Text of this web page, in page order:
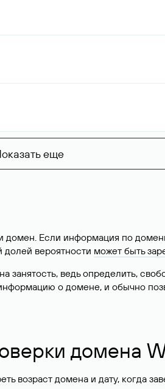
еще
домен. Если информация по
долей вероятности может быть
занятость, ведь определить,
о домене, и обычно
домена
возраст домена и дату, когда